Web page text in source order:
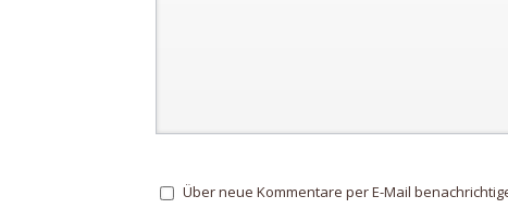
Über neue Kommentare per E-Mail